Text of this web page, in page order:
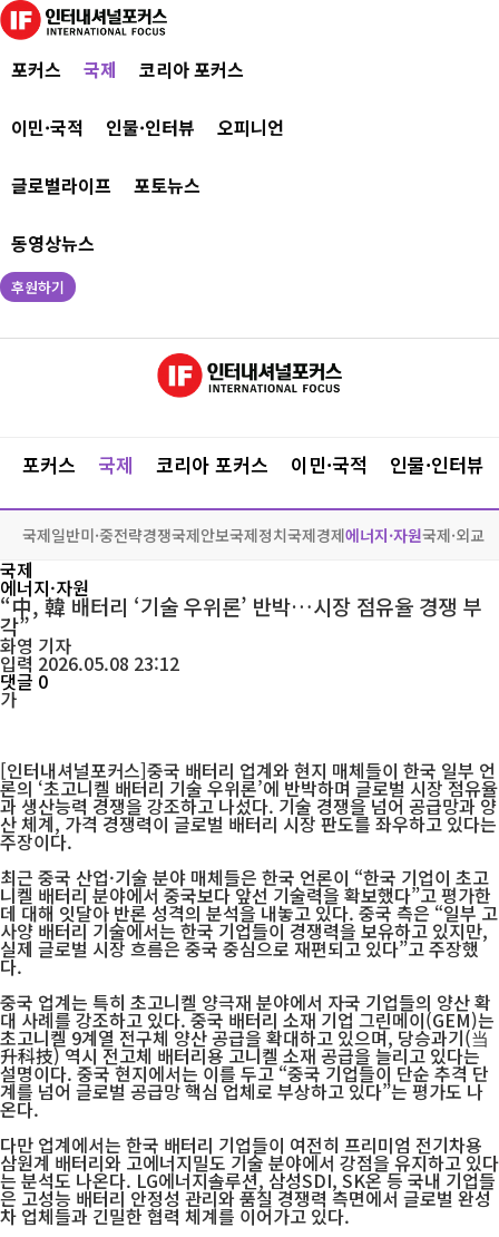
포커스 국제 코리아 포커스
이민·국적 인물·인터뷰 오피니언
글로벌라이프 포토뉴스
동영상뉴스
후원하기
포커스 국제 코리아 포커스 이민·국적 인물·인터뷰
국제일반미·중전략경쟁국제안보국제정치국제경제에너지·자원국제·외교
국제
에너지·자원
“中, 韓 배터리 ‘기술 우위론’ 반박…시장 점유율 경쟁 부
각”
화영 기자
입력 2026.05.08 23:12
댓글 0
가
[인터내셔널포커스]중국 배터리 업계와 현지 매체들이 한국 일부 언
론의 ‘초고니켈 배터리 기술 우위론’에 반박하며 글로벌 시장 점유율
과 생산능력 경쟁을 강조하고 나섰다. 기술 경쟁을 넘어 공급망과 양
산 체계, 가격 경쟁력이 글로벌 배터리 시장 판도를 좌우하고 있다는
주장이다.
최근 중국 산업·기술 분야 매체들은 한국 언론이 “한국 기업이 초고
니켈 배터리 분야에서 중국보다 앞선 기술력을 확보했다”고 평가한
데 대해 잇달아 반론 성격의 분석을 내놓고 있다. 중국 측은 “일부 고
사양 배터리 기술에서는 한국 기업들이 경쟁력을 보유하고 있지만,
실제 글로벌 시장 흐름은 중국 중심으로 재편되고 있다”고 주장했
다.
중국 업계는 특히 초고니켈 양극재 분야에서 자국 기업들의 양산 확
대 사례를 강조하고 있다. 중국 배터리 소재 기업 그린메이(GEM)는
초고니켈 9계열 전구체 양산 공급을 확대하고 있으며, 당승과기(当
升科技) 역시 전고체 배터리용 고니켈 소재 공급을 늘리고 있다는
설명이다. 중국 현지에서는 이를 두고 “중국 기업들이 단순 추격 단
계를 넘어 글로벌 공급망 핵심 업체로 부상하고 있다”는 평가도 나
온다.
다만 업계에서는 한국 배터리 기업들이 여전히 프리미엄 전기차용
삼원계 배터리와 고에너지밀도 기술 분야에서 강점을 유지하고 있다
는 분석도 나온다. LG에너지솔루션, 삼성SDI, SK온 등 국내 기업들
은 고성능 배터리 안정성 관리와 품질 경쟁력 측면에서 글로벌 완성
차 업체들과 긴밀한 협력 체계를 이어가고 있다.